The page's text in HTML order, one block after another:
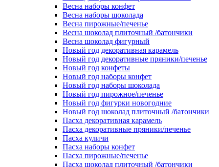
Весна наборы конфет
Весна наборы шоколада
Весна пирожные/печенье
Весна шоколад плиточный /батончики
Весна шоколад фигурный
Новый год декоративная карамель
Новый год декоративные пряники/печенье
Новый год конфеты
Новый год наборы конфет
Новый год наборы шоколада
Новый год пирожное/печенье
Новый год фигурки новогодние
Новый год шоколад плиточный /батончики
Пасха декоративная карамель
Пасха декоративные пряники/печенье
Пасха куличи
Пасха наборы конфет
Пасха пирожные/печенье
Пасха шоколад плиточный /батончики